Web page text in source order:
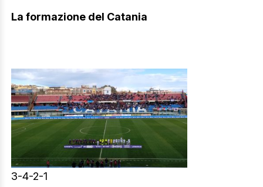
La formazione del Catania
3-4-2-1